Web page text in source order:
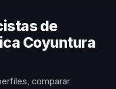
de
Coyuntura
comparar